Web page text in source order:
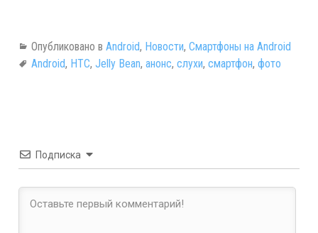
Опубликовано в Android, Новости, Смартфоны на Android
Android, HTC, Jelly Bean, анонс, слухи, смартфон, фото
Подписка